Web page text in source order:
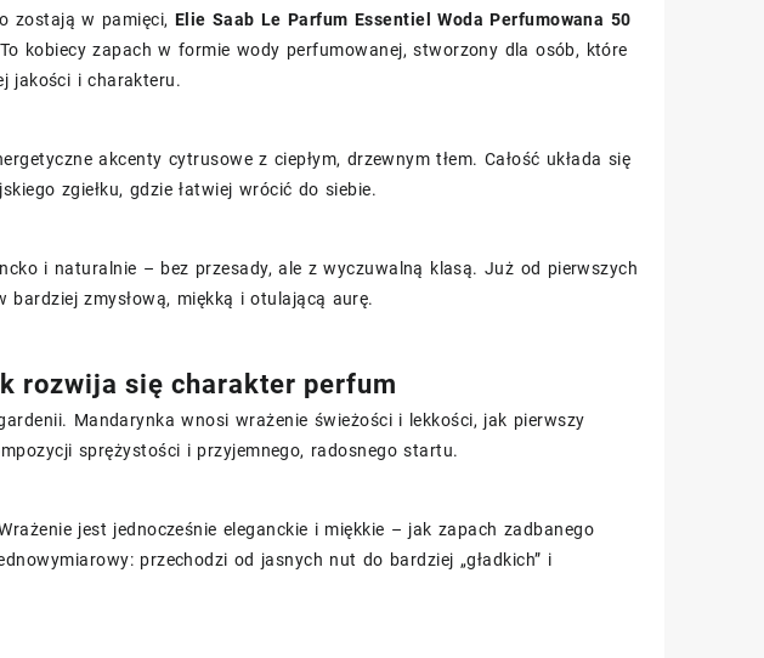
zostają w pamięci, Elie Saab Le Parfum Essentiel Woda Perfumowana 50
kobiecy zapach w formie wody perfumowanej, stworzony dla osób, które
jakości i charakteru.
akcenty cytrusowe z ciepłym, drzewnym tłem. Całość układa się
zgiełku, gdzie łatwiej wrócić do siebie.
i naturalnie – bez przesady, ale z wyczuwalną klasą. Już od pierwszych
zmysłową, miękką i otulającą aurę.
rozwija się charakter perfum
Mandarynka wnosi wrażenie świeżości i lekkości, jak pierwszy
sprężystości i przyjemnego, radosnego startu.
jest jednocześnie eleganckie i miękkie – jak zapach zadbanego
przechodzi od jasnych nut do bardziej „gładkich” i